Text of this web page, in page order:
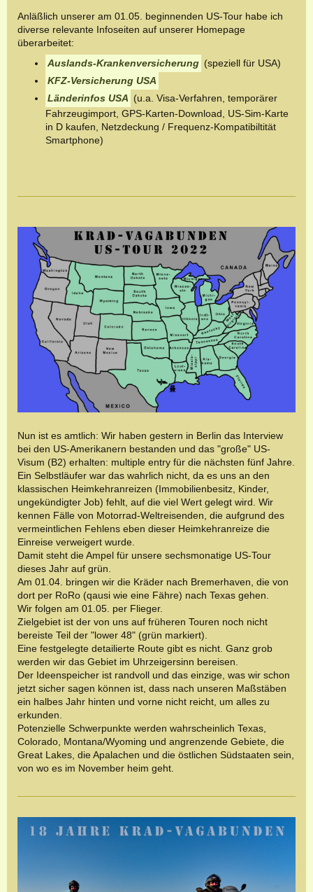
Anläßlich unserer am 01.05. beginnenden US-Tour habe ich
diverse relevante Infoseiten auf unserer Homepage
überarbeitet:
Auslands-Krankenversicherung (speziell für USA)
KFZ-Versicherung USA
Länderinfos USA (u.a. Visa-Verfahren, temporärer
Fahrzeugimport, GPS-Karten-Download, US-Sim-Karte
in D kaufen, Netzdeckung / Frequenz-Kompatibiltität
Smartphone)
Nun ist es amtlich: Wir haben gestern in Berlin das Interview
bei den US-Amerikanern bestanden und das "große" US-
Visum (B2) erhalten: multiple entry für die nächsten fünf Jahre.
Ein Selbstläufer war das wahrlich nicht, da es uns an den
klassischen Heimkehranreizen (Immobilienbesitz, Kinder,
ungekündigter Job) fehlt, auf die viel Wert gelegt wird. Wir
kennen Fälle von Motorrad-Weltreisenden, die aufgrund des
vermeintlichen Fehlens eben dieser Heimkehranreize die
Einreise verweigert wurde.
Damit steht die Ampel für unsere sechsmonatige US-Tour
dieses Jahr auf grün.
Am 01.04. bringen wir die Kräder nach Bremerhaven, die von
dort per RoRo (qausi wie eine Fähre) nach Texas gehen.
Wir folgen am 01.05. per Flieger.
Zielgebiet ist der von uns auf früheren Touren noch nicht
bereiste Teil der "lower 48" (grün markiert).
Eine festgelegte detailierte Route gibt es nicht. Ganz grob
werden wir das Gebiet im Uhrzeigersinn bereisen.
Der Ideenspeicher ist randvoll und das einzige, was wir schon
jetzt sicher sagen können ist, dass nach unseren Maßstäben
ein halbes Jahr hinten und vorne nicht reicht, um alles zu
erkunden.
Potenzielle Schwerpunkte werden wahrscheinlich Texas,
Colorado, Montana/Wyoming und angrenzende Gebiete, die
Great Lakes, die Apalachen und die östlichen Südstaaten sein,
von wo es im November heim geht.